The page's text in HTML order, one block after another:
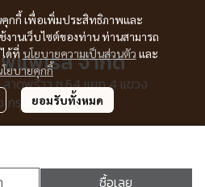
ซื้อเลย
คุกกี้ เพื่อเพิ่มประสิทธิภาพและ
านเว็บไซต์ของท่าน ท่านสามารถ
ด้ที่ นโยบายความเป็นส่วนตัว และ
ยบายคุกกี้
ยอมรับทั้งหมด
แพเรล จำกัด
ลาดพร้าว ซ.64 แยก 4 แขวง
กรุงเทพฯ 10310
All Rights Reserved.